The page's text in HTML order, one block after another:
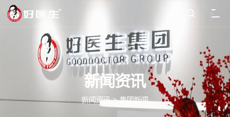

新闻资讯
新闻资讯>集团新闻